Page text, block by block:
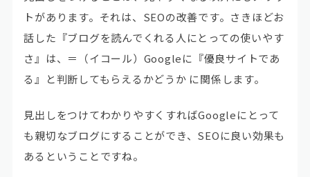
トがあります。それは、SEOの改善です。さきほどお
話した『ブログを読んでくれる人にとっての使いやす
さ』は、 ＝（イコール）Googleに『優良サイトであ
る』と判断してもらえるかどうか に関係します。
見出しをつけてわかりやすくすればGoogleにとって
も親切なブログにすることができ、SEOに良い効果も
あるということですね。